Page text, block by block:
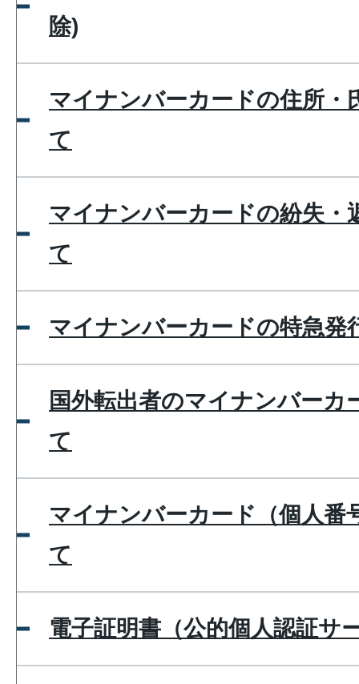
除)
マイナンバーカードの住所・
て
マイナンバーカードの紛失・
て
マイナンバーカードの特急発
国外転出者のマイナンバーカ
て
マイナンバーカード（個人番
て
電子証明書（公的個人認証サ